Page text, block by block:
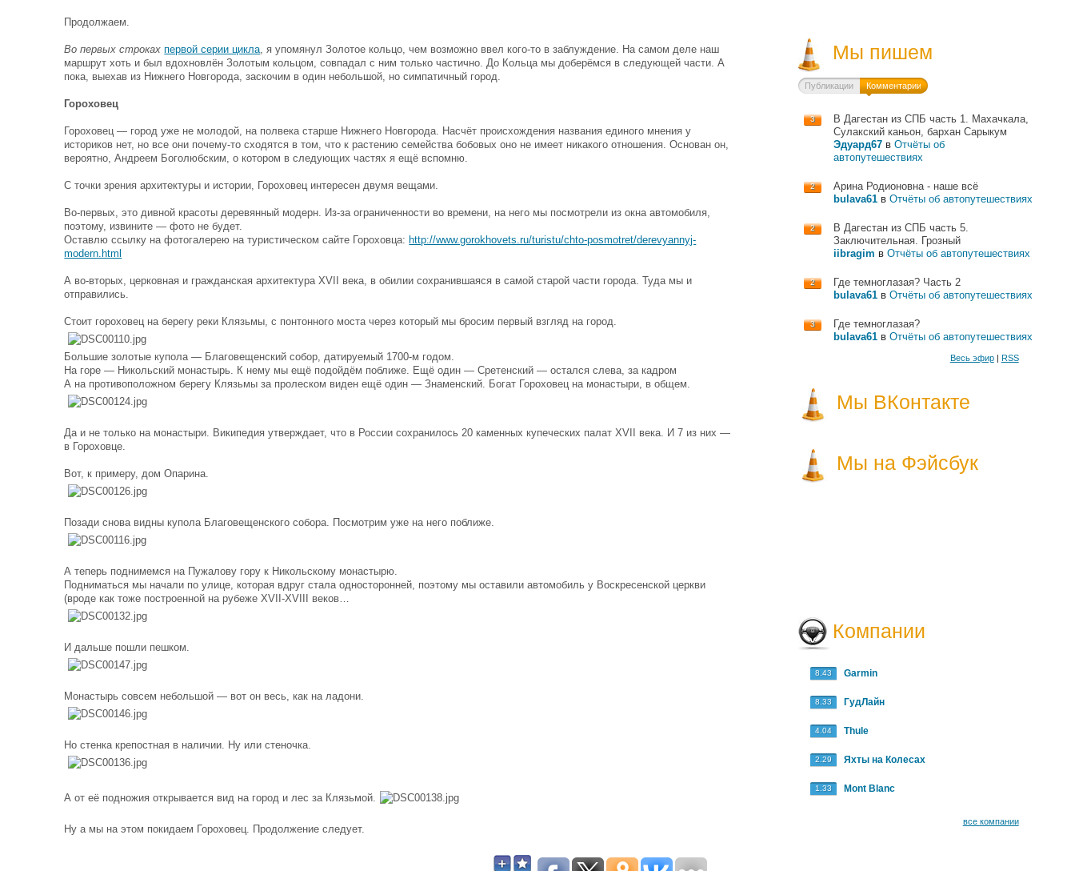
Продолжаем.
Во первых строках первой серии цикла, я упомянул Золотое кольцо, чем возможно ввел кого-то в заблуждение. На самом деле наш
маршрут хоть и был вдохновлён Золотым кольцом, совпадал с ним только частично. До Кольца мы доберёмся в следующей части. А
пока, выехав из Нижнего Новгорода, заскочим в один небольшой, но симпатичный город.
Гороховец
Гороховец — город уже не молодой, на полвека старше Нижнего Новгорода. Насчёт происхождения названия единого мнения у
историков нет, но все они почему-то сходятся в том, что к растению семейства бобовых оно не имеет никакого отношения. Основан он,
вероятно, Андреем Боголюбским, о котором в следующих частях я ещё вспомню.
С точки зрения архитектуры и истории, Гороховец интересен двумя вещами.
Во-первых, это дивной красоты деревянный модерн. Из-за ограниченности во времени, на него мы посмотрели из окна автомобиля,
поэтому, извините — фото не будет.
Оставлю ссылку на фотогалерею на туристическом сайте Гороховца: http://www.gorokhovets.ru/turistu/chto-posmotret/derevyannyj-
modern.html
А во-вторых, церковная и гражданская архитектура XVII века, в обилии сохранившаяся в самой старой части города. Туда мы и
отправились.
Стоит гороховец на берегу реки Клязьмы, с понтонного моста через который мы бросим первый взгляд на город.
Большие золотые купола — Благовещенский собор, датируемый 1700-м годом.
На горе — Никольский монастырь. К нему мы ещё подойдём поближе. Ещё один — Сретенский — остался слева, за кадром
А на противоположном берегу Клязьмы за пролеском виден ещё один — Знаменский. Богат Гороховец на монастыри, в общем.
Да и не только на монастыри. Википедия утверждает, что в России сохранилось 20 каменных купеческих палат XVII века. И 7 из них —
в Гороховце.
Вот, к примеру, дом Опарина.
Позади снова видны купола Благовещенского собора. Посмотрим уже на него поближе.
А теперь поднимемся на Пужалову гору к Никольскому монастырю.
Подниматься мы начали по улице, которая вдруг стала односторонней, поэтому мы оставили автомобиль у Воскресенской церкви
(вроде как тоже построенной на рубеже XVII-XVIII веков…
И дальше пошли пешком.
Монастырь совсем небольшой — вот он весь, как на ладони.
Но стенка крепостная в наличии. Ну или стеночка.
А от её подножия открывается вид на город и лес за Клязьмой.
Ну а мы на этом покидаем Гороховец. Продолжение следует.
Мы пишем
Публикации Комментарии
3
В Дагестан из СПБ часть 1. Махачкала,
Сулакский каньон, бархан Сарыкум
Эдуард67в Отчёты об
автопутешествиях
2
Арина Родионовна - наше всё
bulava61в Отчёты об автопутешествиях
2
В Дагестан из СПБ часть 5.
Заключительная. Грозный
iibragim в Отчёты об автопутешествиях
2
Где темноглазая? Часть 2
bulava61в Отчёты об автопутешествиях
3
Где темноглазая?
bulava61в Отчёты об автопутешествиях
Весь эфир| RSS
Мы ВКонтакте
Мы на Фэйсбук
Компании
8.43 Garmin
8.33 ГудЛайн
4.04 Thule
2.29 Яхты на Колесах
1.33 Mont Blanc
все компании